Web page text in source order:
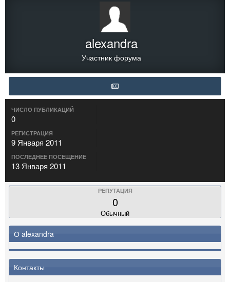
alexandra
Участник форума
ЧИСЛО ПУБЛИКАЦИЙ
0
РЕГИСТРАЦИЯ
9 Января 2011
ПОСЛЕДНЕЕ ПОСЕЩЕНИЕ
13 Января 2011
РЕПУТАЦИЯ
0
Обычный
О alexandra
Контакты